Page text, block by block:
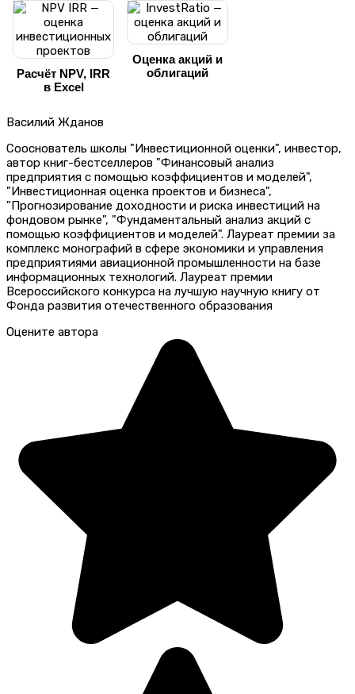
Расчёт NPV, IRR
в Excel
Оценка акций и
облигаций
Василий Жданов
Сооснователь школы "Инвестиционной оценки", инвестор,
автор книг-бестселлеров "Финансовый анализ
предприятия с помощью коэффициентов и моделей",
"Инвестиционная оценка проектов и бизнеса",
"Прогнозирование доходности и риска инвестиций на
фондовом рынке", "Фундаментальный анализ акций с
помощью коэффициентов и моделей". Лауреат премии за
комплекс монографий в сфере экономики и управления
предприятиями авиационной промышленности на базе
информационных технологий. Лауреат премии
Всероссийского конкурса на лучшую научную книгу от
Фонда развития отечественного образования
Оцените автора